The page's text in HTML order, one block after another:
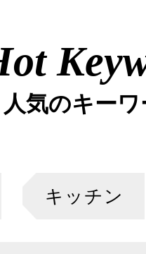
人気のキー
キッチン